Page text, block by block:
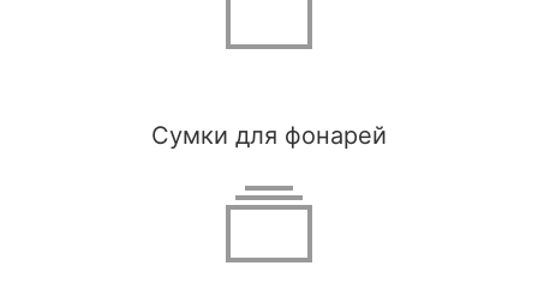
Сумки для фонарей